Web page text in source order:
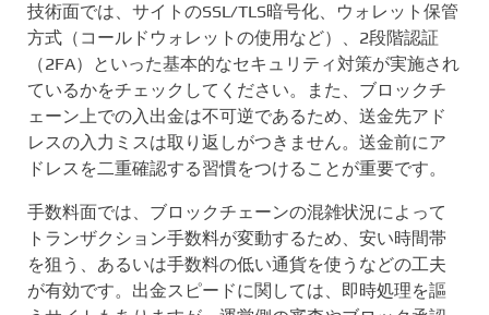
技術面では、サイトのSSL/TLS暗号化、ウォレット保管
方式（コールドウォレットの使用など）、2段階認証
（2FA）といった基本的なセキュリティ対策が実施され
ているかをチェックしてください。また、ブロックチ
ェーン上での入出金は不可逆であるため、送金先アド
レスの入力ミスは取り返しがつきません。送金前にア
ドレスを二重確認する習慣をつけることが重要です。
手数料面では、ブロックチェーンの混雑状況によって
トランザクション手数料が変動するため、安い時間帯
を狙う、あるいは手数料の低い通貨を使うなどの工夫
が有効です。出金スピードに関しては、即時処理を謳